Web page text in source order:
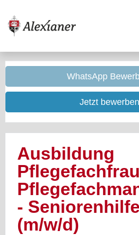
Stellenangebote
WhatsApp
Jetzt
Ausbildung
- Seniorenhilfe
(m/w/d)